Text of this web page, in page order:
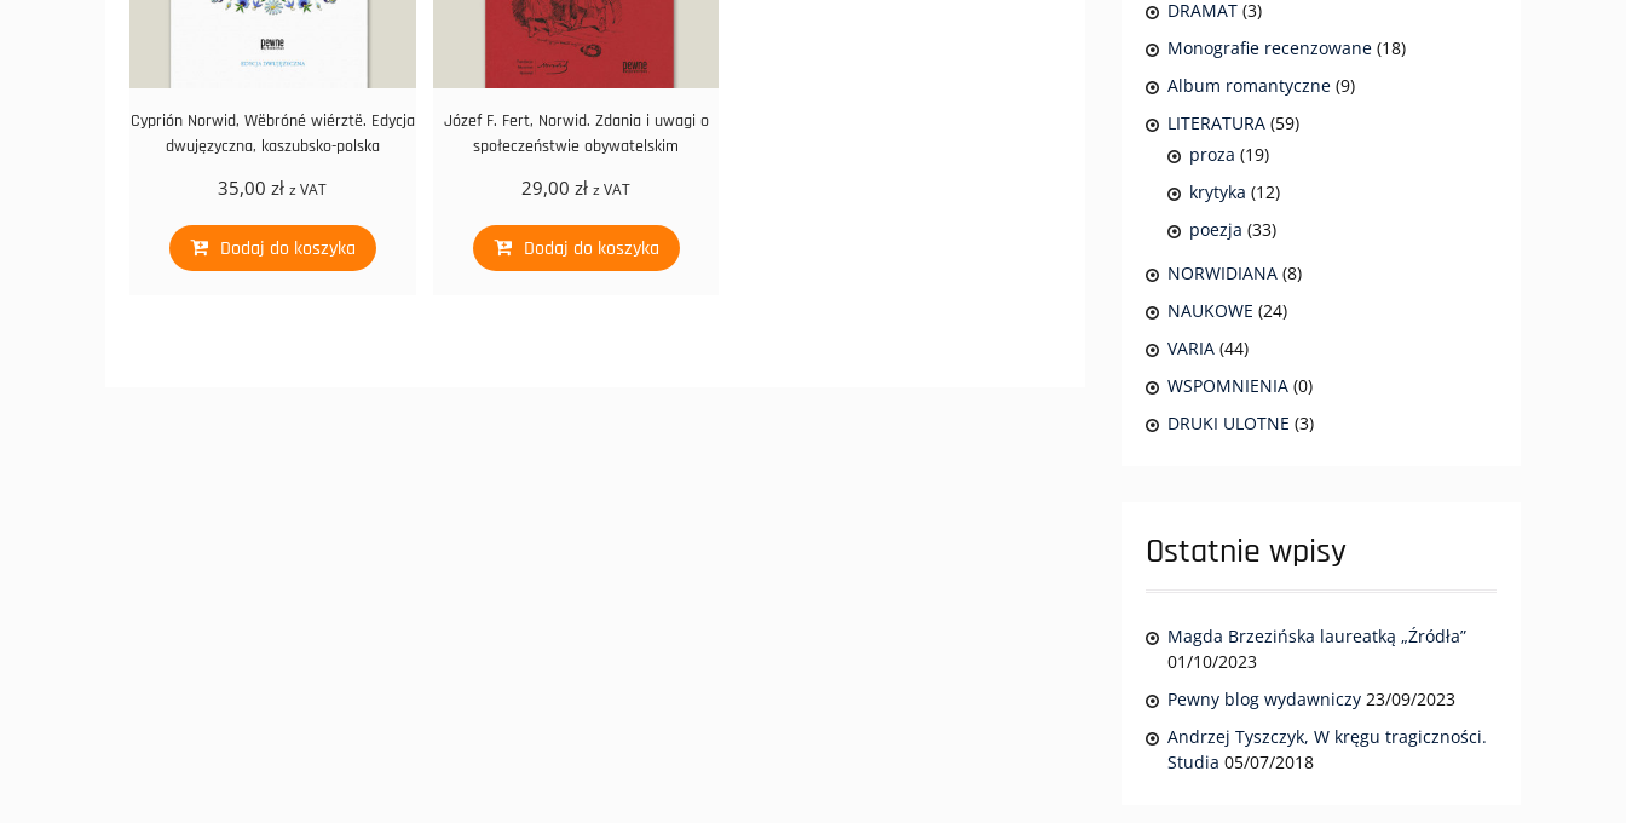
Cyprión Norwid, Wëbróné wiérztë. Edycja
dwujęzyczna, kaszubsko-polska
35,00zł z VAT
Dodaj do koszyka
Józef F. Fert, Norwid. Zdania i uwagi o
społeczeństwie obywatelskim
29,00 zł z VAT
Dodaj do koszyka
DRAMAT (3)
Monografie recenzowane (18)
Album romantyczne (9)
LITERATURA (59)
proza (19)
krytyka (12)
poezja (33)
NORWIDIANA (8)
NAUKOWE (24)
VARIA (44)
WSPOMNIENIA (0)
DRUKI ULOTNE (3)
Ostatnie wpisy
Magda Brzezińska laureatką „Źródła”
01/10/2023
Pewny blog wydawniczy 23/09/2023
Andrzej Tyszczyk, W kręgu tragiczności.
Studia 05/07/2018